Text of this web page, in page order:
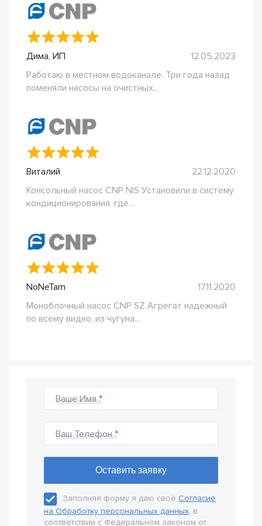
Дима, ИП
12.05.2023
Работаю в местном водоканале. Три года назад
поменяли насосы на очистных...
Виталий
22.12.2020
Консольный насос CNP NIS Установили в систему
кондиционирования, где...
NoNeTam
17.11.2020
Моноблочный насос CNP SZ Агрегат надежный
по всему видно, из чугуна...
Ваше Имя
Ваш Телефон
Заполняя форму я даю своё Согласие
на Обработку персональных данных, в
соответствии с Федеральном законом от